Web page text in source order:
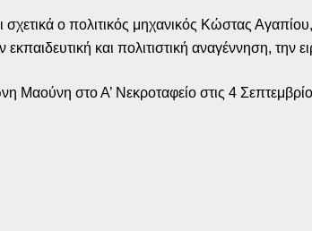
ο πολιτικός μηχανικός Κώστας
και πολιτιστική αναγέννηση, την
Μαούνη στο Α’ Νεκροταφείο στις 4